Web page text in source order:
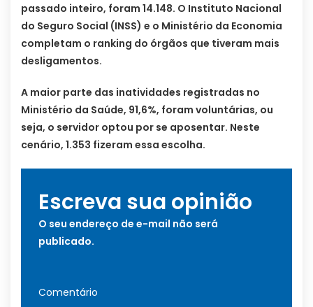
passado inteiro, foram 14.148. O Instituto Nacional
do Seguro Social (INSS) e o Ministério da Economia
completam o ranking do órgãos que tiveram mais
desligamentos.
A maior parte das inatividades registradas no
Ministério da Saúde, 91,6%, foram voluntárias, ou
seja, o servidor optou por se aposentar. Neste
cenário, 1.353 fizeram essa escolha.
Escreva sua opinião
O seu endereço de e-mail não será
publicado.
Comentário